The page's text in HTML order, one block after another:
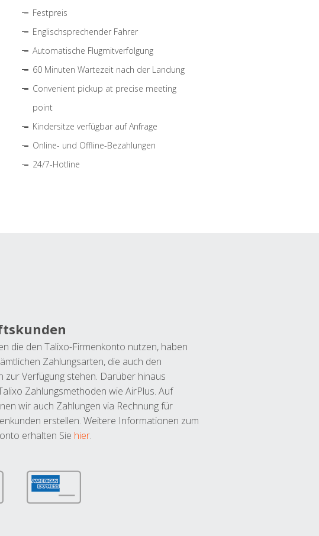
Festpreis
Englischsprechender Fahrer
Automatische Flugmitverfolgung
60 Minuten Wartezeit nach der Landung
Convenient pickup at precise meeting
point
Kindersitze verfügbar auf Anfrage
Online- und Offline-Bezahlungen
24/7-Hotline
die den Talixo-Firmenkonto nutzen, haben
Zahlungsarten, die auch den
zur Verfügung stehen. Darüber hinaus
Zahlungsmethoden wie AirPlus. Auf
wir auch Zahlungen via Rechnung für
erstellen. Weitere Informationen zum
erhalten Sie hier.